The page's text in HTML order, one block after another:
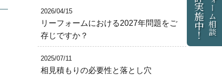
2026/04/15
リーフォームにおける2027年問題をご
存じですか？
2025/07/11
相見積もりの必要性と落とし穴